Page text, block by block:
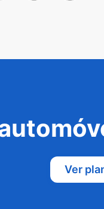
Ver